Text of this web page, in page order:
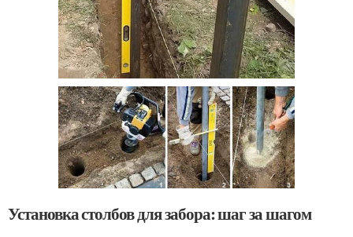
Установка столбов для забора: шаг за шагом